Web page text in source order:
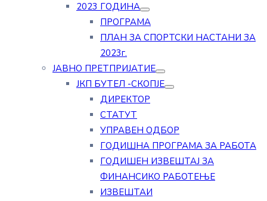
2023 ГОДИНА
ПРОГРАМА
ПЛАН ЗА СПОРТСКИ НАСТАНИ ЗА
2023г.
ЈАВНО ПРЕТПРИЈАТИЕ
ЈКП БУТЕЛ -СКОПЈЕ
ДИРЕКТОР
СТАТУТ
УПРАВЕН ОДБОР
ГОДИШНА ПРОГРАМА ЗА РАБОТА
ГОДИШЕН ИЗВЕШТАЈ ЗА
ФИНАНСИКО РАБОТЕЊЕ
ИЗВЕШТАИ